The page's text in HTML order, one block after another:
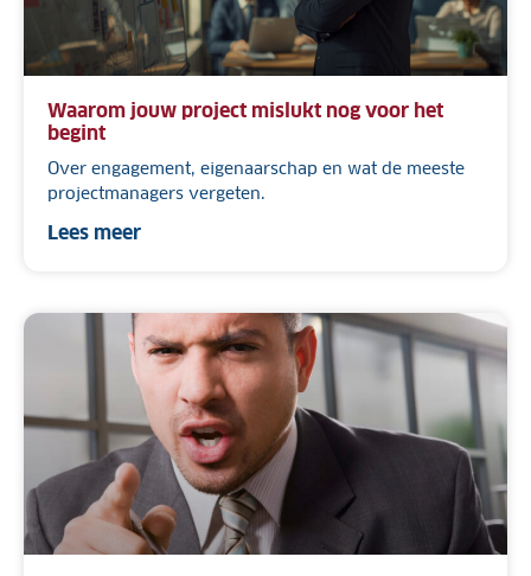
Waarom jouw project mislukt nog voor het
begint
Over engagement, eigenaarschap en wat de meeste
projectmanagers vergeten.
Lees meer